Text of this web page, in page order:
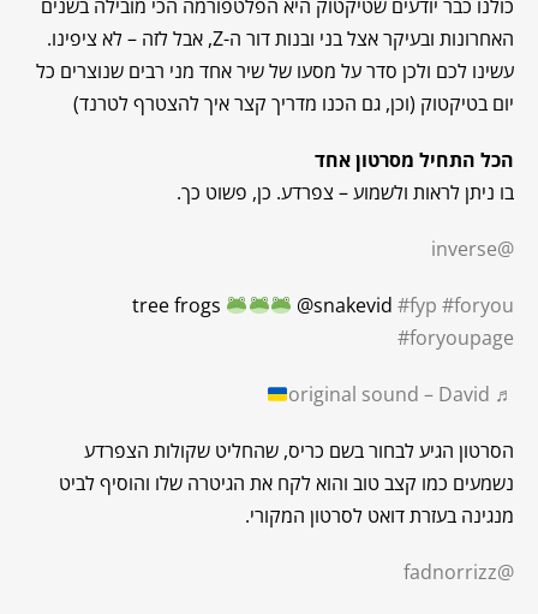
כולנו כבר יודעים שטיקטוק היא הפלטפורמה הכי מובילה בשנים
האחרונות ובעיקר אצל בני ובנות דור ה-Z, אבל לזה – לא ציפינו.
עשינו לכם ולכן סדר על מסעו של שיר אחד מני רבים שנוצרים כל
יום בטיקטוק (וכן, גם הכנו מדריך קצר איך להצטרף לטרנד)
הכל התחיל מסרטון אחד
בו ניתן לראות ולשמוע – צפרדע. כן, פשוט כך.
@inverse
tree frogs @snakevid #fyp #foryou
#foryoupage
♬ original sound – David
הסרטון הגיע לבחור בשם כריס, שהחליט שקולות הצפרדע
נשמעים כמו קצב טוב והוא לקח את הגיטרה שלו והוסיף לביט
מנגינה בעזרת דואט לסרטון המקורי.
@fadnorrizz